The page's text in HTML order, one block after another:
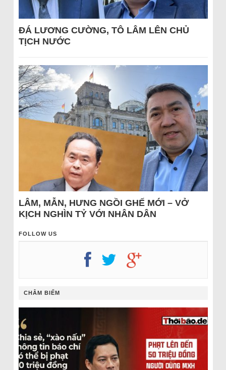
ĐÁ LƯƠNG CƯỜNG, TÔ LÂM LÊN CHỦ
TỊCH NƯỚC
LÂM, MẪN, HƯNG NGỒI GHẾ MỚI – VỞ
KỊCH NGHÌN TỶ VỚI NHÂN DÂN
FOLLOW US
CHÂM BIẾM